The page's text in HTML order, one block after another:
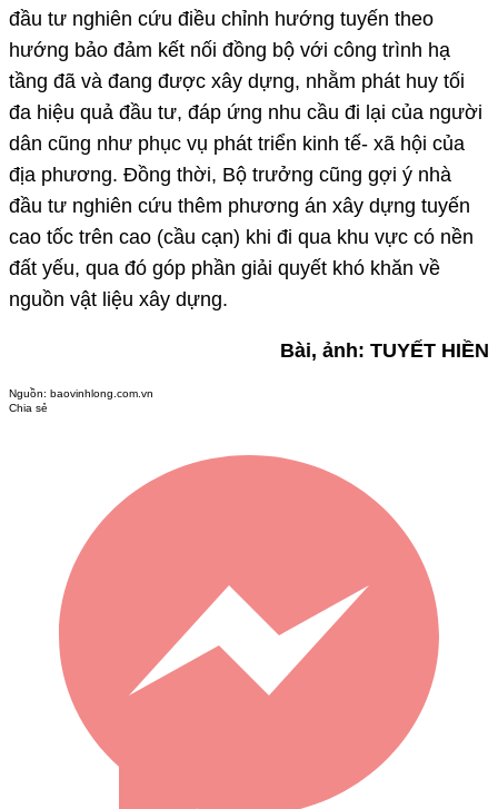
đầu tư nghiên cứu điều chỉnh hướng tuyến theo
hướng bảo đảm kết nối đồng bộ với công trình hạ
tầng đã và đang được xây dựng, nhằm phát huy tối
đa hiệu quả đầu tư, đáp ứng nhu cầu đi lại của người
dân cũng như phục vụ phát triển kinh tế- xã hội của
địa phương. Đồng thời, Bộ trưởng cũng gợi ý nhà
đầu tư nghiên cứu thêm phương án xây dựng tuyến
cao tốc trên cao (cầu cạn) khi đi qua khu vực có nền
đất yếu, qua đó góp phần giải quyết khó khăn về
nguồn vật liệu xây dựng.
Bài, ảnh: TUYẾT HIỀN
Nguồn: baovinhlong.com.vn
Chia sẻ